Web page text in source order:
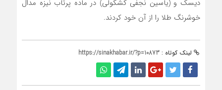
دیسک و (یاسین نجفی کشکولی) در ماده پرتاب نیزه مدال
خوشرنگ طلا را از آن خود کردند.
لینک کوتاه : https://sinakhabar.ir/?p=10873